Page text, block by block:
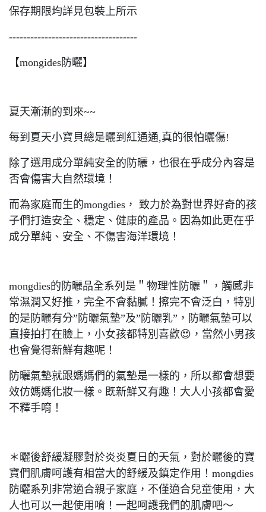
保存期限均詳見包裝上所示
------------------------------------
【mongides防曬】
夏天漸漸的到來~~
每到夏天小寶貝總是曬到紅通通,真的很怕曬傷!
除了選用成分單純安全的防曬，也很在乎成分內容是
否會傷害大自然環境！
而為家庭而生的mongdies， 致力於為對世界好奇的孩
子們打造安全、穩定、健康的產品。因為如此更在乎
成分單純、安全、不傷害海洋環境！
mongdies的防曬品全系列是＂物理性防曬＂，觸感非
常濕潤又好推，完全不會黏膩！擦完不會泛白，特別
的是防曬有分”防曬氣墊”及”防曬乳”，防曬氣墊可以
直接拍打在臉上，小女孩都特別喜歡😍，當然小男孩
也會覺得新鮮有趣呢！
防曬氣墊就跟媽媽們的氣墊是一樣的，所以都會想要
效仿媽媽化妝一樣。既新鮮又有趣！大人小孩都會愛
不釋手唷！
＊曬後舒緩凝膠對於炎炎夏日的天氣，對於曬後的寶
寶們肌膚呵護有相當大的舒緩及鎮定作用！mongdies
防曬系列非常適合親子家庭，不僅適合兒童使用，大
人也可以一起使用唷！一起呵護我們的肌膚吧～